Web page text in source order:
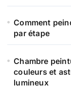
Comment
par étape
Chambre
couleurs et
lumineux